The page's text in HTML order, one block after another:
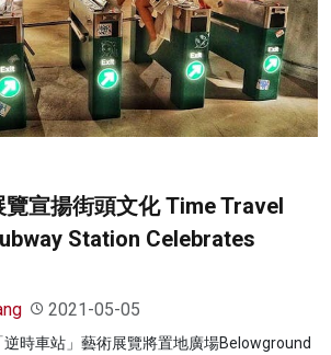
覽宣揚街頭文化 Time Travel
Station Celebrates
2021-05-05
時車站」藝術展覽將置地廣場Belowground